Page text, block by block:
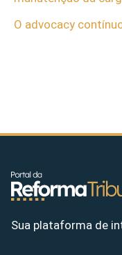
O advocacy
Sua plataforma de